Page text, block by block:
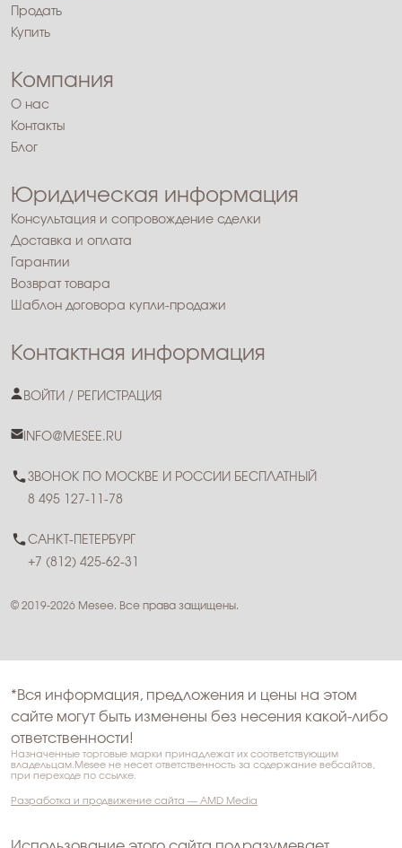
Продать
Купить
Компания
О нас
Контакты
Блог
Юридическая информация
Консультация и сопровождение сделки
Доставка и оплата
Гарантии
Возврат товара
Шаблон договора купли-продажи
Контактная информация
ВОЙТИ / РЕГИСТРАЦИЯ
INFO@MESEE.RU
ЗВОНОК ПО МОСКВЕ И РОССИИ БЕСПЛАТНЫЙ
8 495 127-11-78
САНКТ-ПЕТЕРБУРГ
+7 (812) 425-62-31
© 2019-2026 Mesee. Все права защищены.
*Вся информация, предложения и цены на этом
сайте могут быть изменены без несения какой-либо
ответственности!
Назначенные торговые марки принадлежат их соответствующим
владельцам.Mesee не несет ответственность за содержание вебсайтов,
при переходе по ссылке.
Разработка и продвижение сайта — AMD Media